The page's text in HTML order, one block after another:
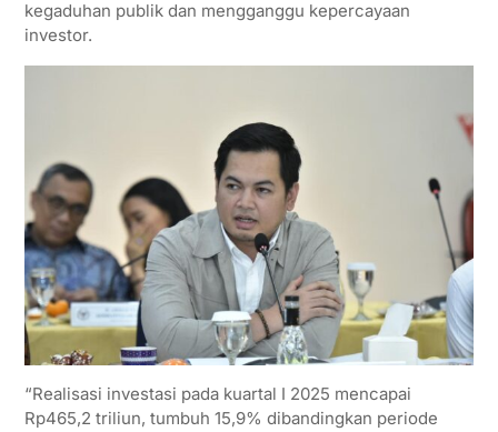
kegaduhan publik dan mengganggu kepercayaan
investor.
“Realisasi investasi pada kuartal I 2025 mencapai
Rp465,2 triliun, tumbuh 15,9% dibandingkan periode